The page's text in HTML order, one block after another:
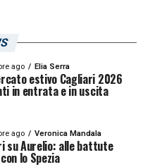
ago Elia Serra
estivo Cagliari 2026
in entrata e in uscita
ago Veronica Mandala
su Aurelio: alle battute
lo Spezia